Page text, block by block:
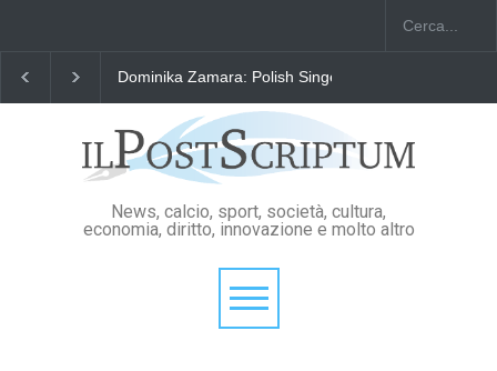
Dominika Zamara: Polish Singers' Alliance ofAmerica
News, calcio, sport, società, cultura,
economia, diritto, innovazione e molto altro